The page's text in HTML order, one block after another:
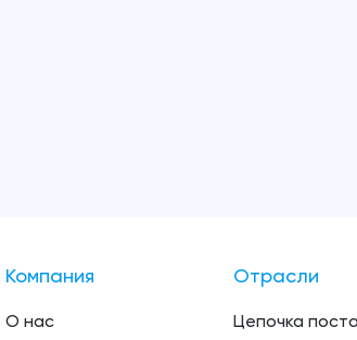
Компания
О нас
Отрасли
Цепочка